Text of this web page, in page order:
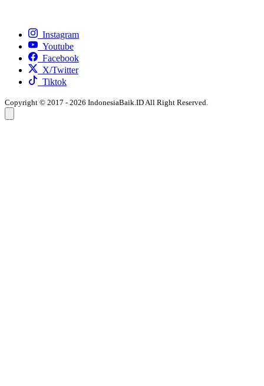
Instagram
Youtube
Facebook
X/Twitter
Tiktok
Copyright © 2017 - 2026 IndonesiaBaik.ID All Right Reserved.